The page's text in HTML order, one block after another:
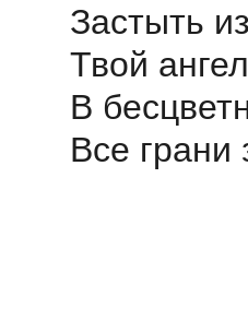
Застыть
Твой
В
Все грани